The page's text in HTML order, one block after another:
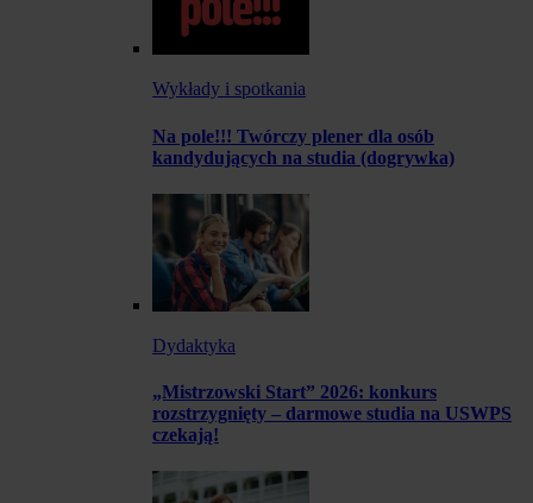
Wykłady i spotkania
Na pole!!! Twórczy plener dla osób
kandydujących na studia (dogrywka)
Dydaktyka
„Mistrzowski Start” 2026: konkurs
rozstrzygnięty – darmowe studia na USWPS
czekają!